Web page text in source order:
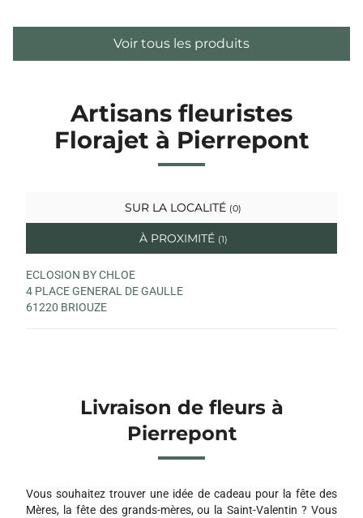
Voir tous les produits
Artisans fleuristes
Florajet à Pierrepont
SUR LA LOCALITÉ (0)
À PROXIMITÉ (1)
ECLOSION BY CHLOE
4 PLACE GENERAL DE GAULLE
61220 BRIOUZE
Livraison de fleurs à
Pierrepont
Vous souhaitez trouver une idée de cadeau pour la fête des
Mères, la fête des grands-mères, ou la Saint-Valentin ? Vous